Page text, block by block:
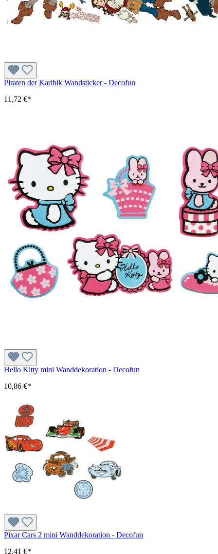
Piraten der Karibik Wandsticker - Decofun
11,72 €*
Hello Kitty mini Wanddekoration - Decofun
10,86 €*
Pixar Cars 2 mini Wanddekoration - Decofun
12,41 €*